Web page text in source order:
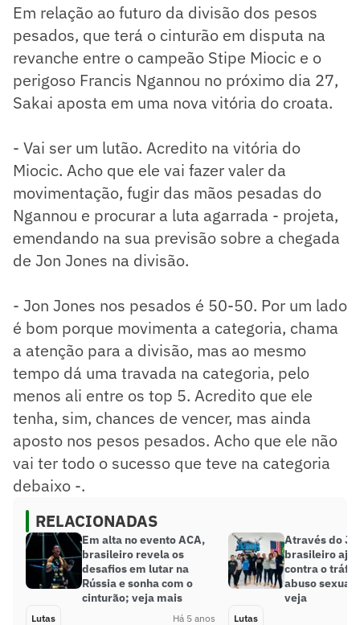
Em relação ao futuro da divisão dos pesos
pesados, que terá o cinturão em disputa na
revanche entre o campeão Stipe Miocic e o
perigoso Francis Ngannou no próximo dia 27,
Sakai aposta em uma nova vitória do croata.
- Vai ser um lutão. Acredito na vitória do
Miocic. Acho que ele vai fazer valer da
movimentação, fugir das mãos pesadas do
Ngannou e procurar a luta agarrada - projeta,
emendando na sua previsão sobre a chegada
de Jon Jones na divisão.
- Jon Jones nos pesados é 50-50. Por um lado
é bom porque movimenta a categoria, chama
a atenção para a divisão, mas ao mesmo
tempo dá uma travada na categoria, pelo
menos ali entre os top 5. Acredito que ele
tenha, sim, chances de vencer, mas ainda
aposto nos pesos pesados. Acho que ele não
vai ter todo o sucesso que teve na categoria
debaixo -.
RELACIONADAS
Em alta no evento ACA,
brasileiro revela os
desafios em lutar na
Rússia e sonha com o
cinturão; veja mais
Lutas Há 5 anos
Através do
brasileiro
contra o
abuso sexual
veja
Lutas